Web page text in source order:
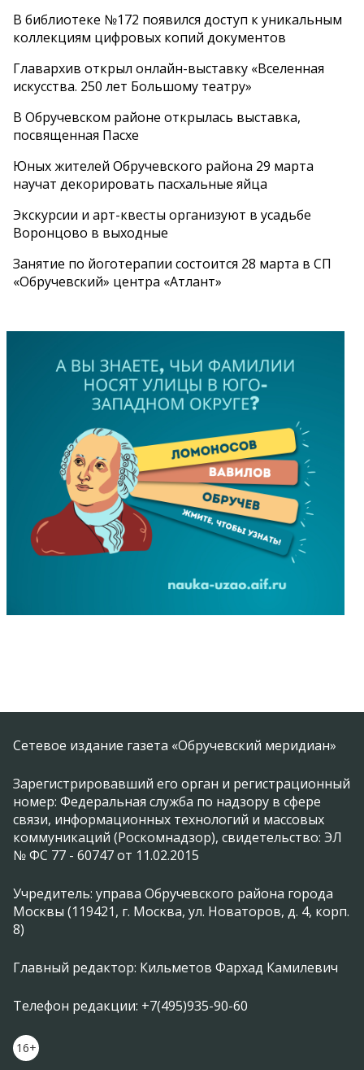
В библиотеке №172 появился доступ к уникальным
коллекциям цифровых копий документов
Главархив открыл онлайн-выставку «Вселенная
искусства. 250 лет Большому театру»
В Обручевском районе открылась выставка,
посвященная Пасхе
Юных жителей Обручевского района 29 марта
научат декорировать пасхальные яйца
Экскурсии и арт-квесты организуют в усадьбе
Воронцово в выходные
Занятие по йоготерапии состоится 28 марта в СП
«Обручевский» центра «Атлант»
Сетевое издание газета «Обручевский меридиан»
Зарегистрировавший его орган и регистрационный
номер: Федеральная служба по надзору в сфере
связи, информационных технологий и массовых
коммуникаций (Роскомнадзор), свидетельство: ЭЛ
№ ФС 77 - 60747 от 11.02.2015
Учредитель: управа Обручевского района города
Москвы (119421, г. Москва, ул. Новаторов, д. 4, корп.
8)
Главный редактор: Кильметов Фархад Камилевич
Телефон редакции: +7(495)935-90-60
16+